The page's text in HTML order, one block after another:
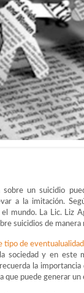
sobre un suicidio
a la imitación.
mundo. La Lic. Liz
suicidios de manera
de
sociedad y en este
la
que puede generar